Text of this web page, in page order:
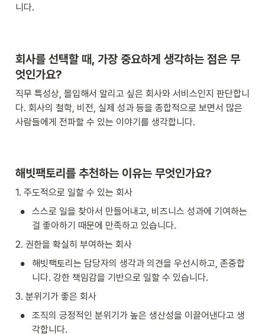
니다.
회사를 선택할 때, 가장 중요하게 생각하는 점은 무
엇인가요?
직무 특성상, 몰입해서 알리고 싶은 회사와 서비스인지 판단합니
다. 회사의 철학, 비전, 실제 성과 등을 종합적으로 보면서 많은
사람들에게 전파할 수 있는 이야기를 생각합니다.
해빗팩토리를 추천하는 이유는 무엇인가요?
1. 주도적으로 일할 수 있는 회사
•
스스로 일을 찾아서 만들어내고, 비즈니스 성과에 기여하는
걸 좋아하기 때문에 만족하고 있습니다.
2. 권한을 확실히 부여하는 회사
•
해빗팩토리는 담당자의 생각과 의견을 우선시하고, 존중합
니다. 강한 책임감을 기반으로 일할 수 있습니다.
3. 분위기가 좋은 회사
•
조직의 긍정적인 분위기가 높은 생산성을 이끌어낸다고 생
각합니다.